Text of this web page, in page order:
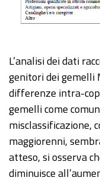
L’analisi dei dati
genitori dei gemelli
differenze intra-
gemelli come
misclassificazione,
maggiorenni,
atteso, si osserva
diminuisce